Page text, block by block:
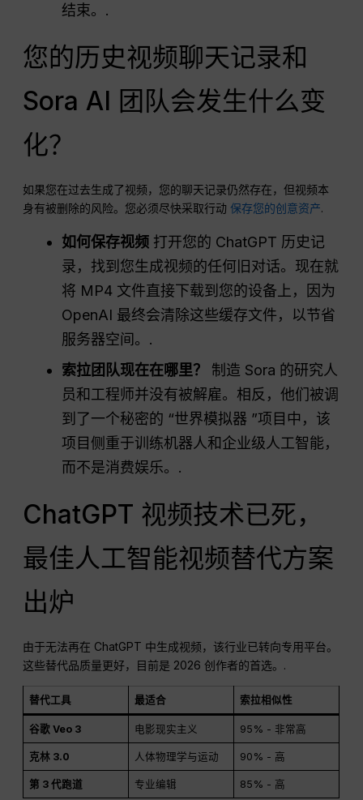
结束。.
您的历史视频聊天记录和
Sora AI 团队会发生什么变
化？
如果您在过去生成了视频，您的聊天记录仍然存在，但视频本
身有被删除的风险。您必须尽快采取行动保存您的创意资产.
如何保存视频 打开您的 ChatGPT 历史记
录，找到您生成视频的任何旧对话。现在就
将 MP4 文件直接下载到您的设备上，因为
OpenAI 最终会清除这些缓存文件，以节省
服务器空间。.
索拉团队现在在哪里？
制造 Sora 的研究人
员和工程师并没有被解雇。相反，他们被调
到了一个秘密的 “世界模拟器 ”项目中，该
项目侧重于训练机器人和企业级人工智能，
而不是消费娱乐。.
ChatGPT 视频技术已死，
最佳人工智能视频替代方案
出炉
由于无法再在 ChatGPT 中生成视频，该行业已转向专用平台。
这些替代品质量更好，目前是 2026 创作者的首选。.
替代工具 最适合 索拉相似性
谷歌 Veo 3 电影现实主义 95% - 非常高
克林 3.0 人体物理学与运动 90% - 高
第 3 代跑道 专业编辑 85% - 高